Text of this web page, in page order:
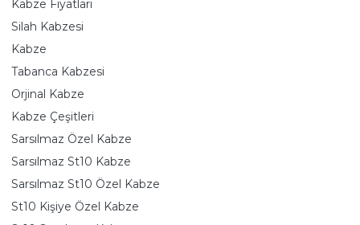
Kabze Fiyatları
Silah Kabzesi
Kabze
Tabanca Kabzesi
Orjinal Kabze
Kabze Çeşitleri
Sarsılmaz Özel Kabze
Sarsılmaz St10 Kabze
Sarsılmaz St10 Özel Kabze
St10 Kişiye Özel Kabze